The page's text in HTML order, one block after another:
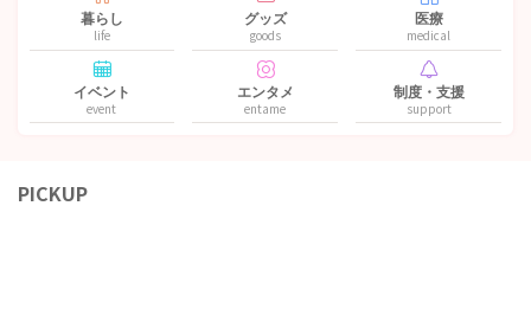
暮らし
life
グッズ
goods
医療
medical
イベント
event
エンタメ
entame
制度・支援
support
PICKUP